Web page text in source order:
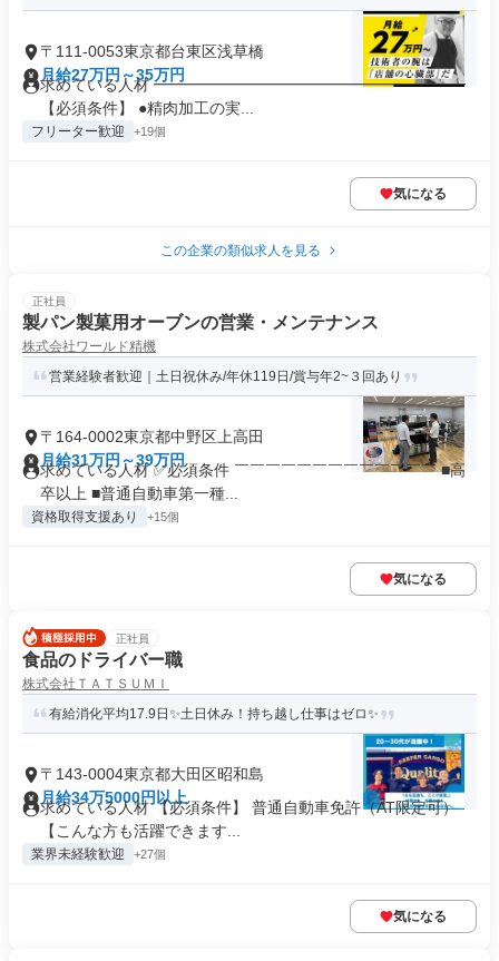
〒111-0053東京都台東区浅草橋
月給27万円～35万円
求めている人材 ━━━━━━━━━━━━━━━━━━━━
【必須条件】 ●精肉加工の実...
フリーター歓迎 +19個
気になる
この企業の類似求人を見る
正社員
製パン製菓用オーブンの営業・メンテナンス
株式会社ワールド精機
営業経験者歓迎｜土日祝休み/年休119日/賞与年2~３回あり
〒164-0002東京都中野区上高田
月給31万円～39万円
求めている人材 ✅必須条件 ￣￣￣￣￣￣￣￣￣￣￣￣￣ ■高
卒以上 ■普通自動車第一種...
資格取得支援あり +15個
気になる
正社員
食品のドライバー職
株式会社ＴＡＴＳＵＭＩ
有給消化平均17.9日✨土日休み！持ち越し仕事はゼロ✨
〒143-0004東京都大田区昭和島
月給34万5000円以上
求めている人材 【必須条件】 普通自動車免許（AT限定可）
【こんな方も活躍できます...
業界未経験歓迎 +27個
気になる